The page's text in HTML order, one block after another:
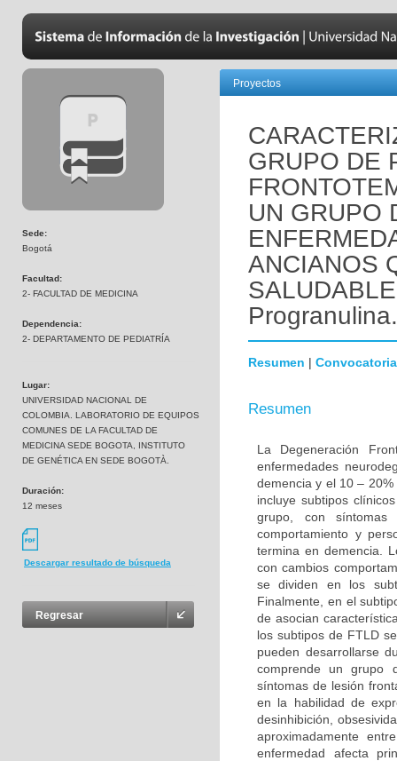
Sede:
Bogotá
Facultad:
2- FACULTAD DE MEDICINA
Dependencia:
2- DEPARTAMENTO DE PEDIATRÍA
Lugar:
UNIVERSIDAD NACIONAL DE
COLOMBIA. LABORATORIO DE EQUIPOS
COMUNES DE LA FACULTAD DE
MEDICINA SEDE BOGOTA, INSTITUTO
DE GENÉTICA EN SEDE BOGOTÀ.
Duración:
12 meses
Descargar resultado de búsqueda
Regresar
Proyectos
GRUPO DE
UN GRUPO
ANCIANOS
Progranulina.
Resumen | Convocatoria
Resumen
La Degeneración
enfermedades
demencia y el 10 –
incluye subtipos
grupo, con síntomas
comportamiento y
termina en demencia.
con cambios
se dividen en los
Finalmente, en el
de asocian
los subtipos de FTLD
pueden desarrollarse
comprende un grupo
síntomas de lesión
en la habilidad de
desinhibición,
aproximadamente
enfermedad afecta